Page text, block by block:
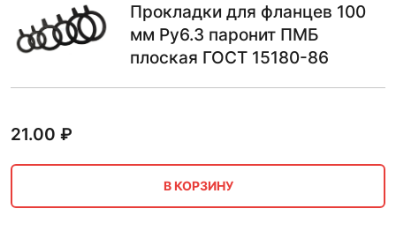
Прокладки для фланцев 100
мм Ру6.3 паронит ПМБ
плоская ГОСТ 15180-86
21.00 ₽
В КОРЗИНУ